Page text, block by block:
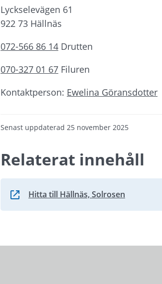
Lyckselevägen 61
922 73 Hällnäs
072-566 86 14 Drutten
070-327 01 67 Filuren
Kontaktperson: Ewelina Göransdotter
Senast uppdaterad 25 november 2025
Relaterat innehåll
Hitta till Hällnäs, Solrosen
Länk till annan webbplats.